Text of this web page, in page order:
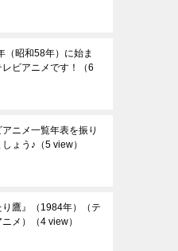
（昭和58年）に始ま
ビアニメです！
（6
ニメ一覧年表を振り
ょう♪ （5 view）
り鷹』（1984年）（テ
メ）
（4 view）